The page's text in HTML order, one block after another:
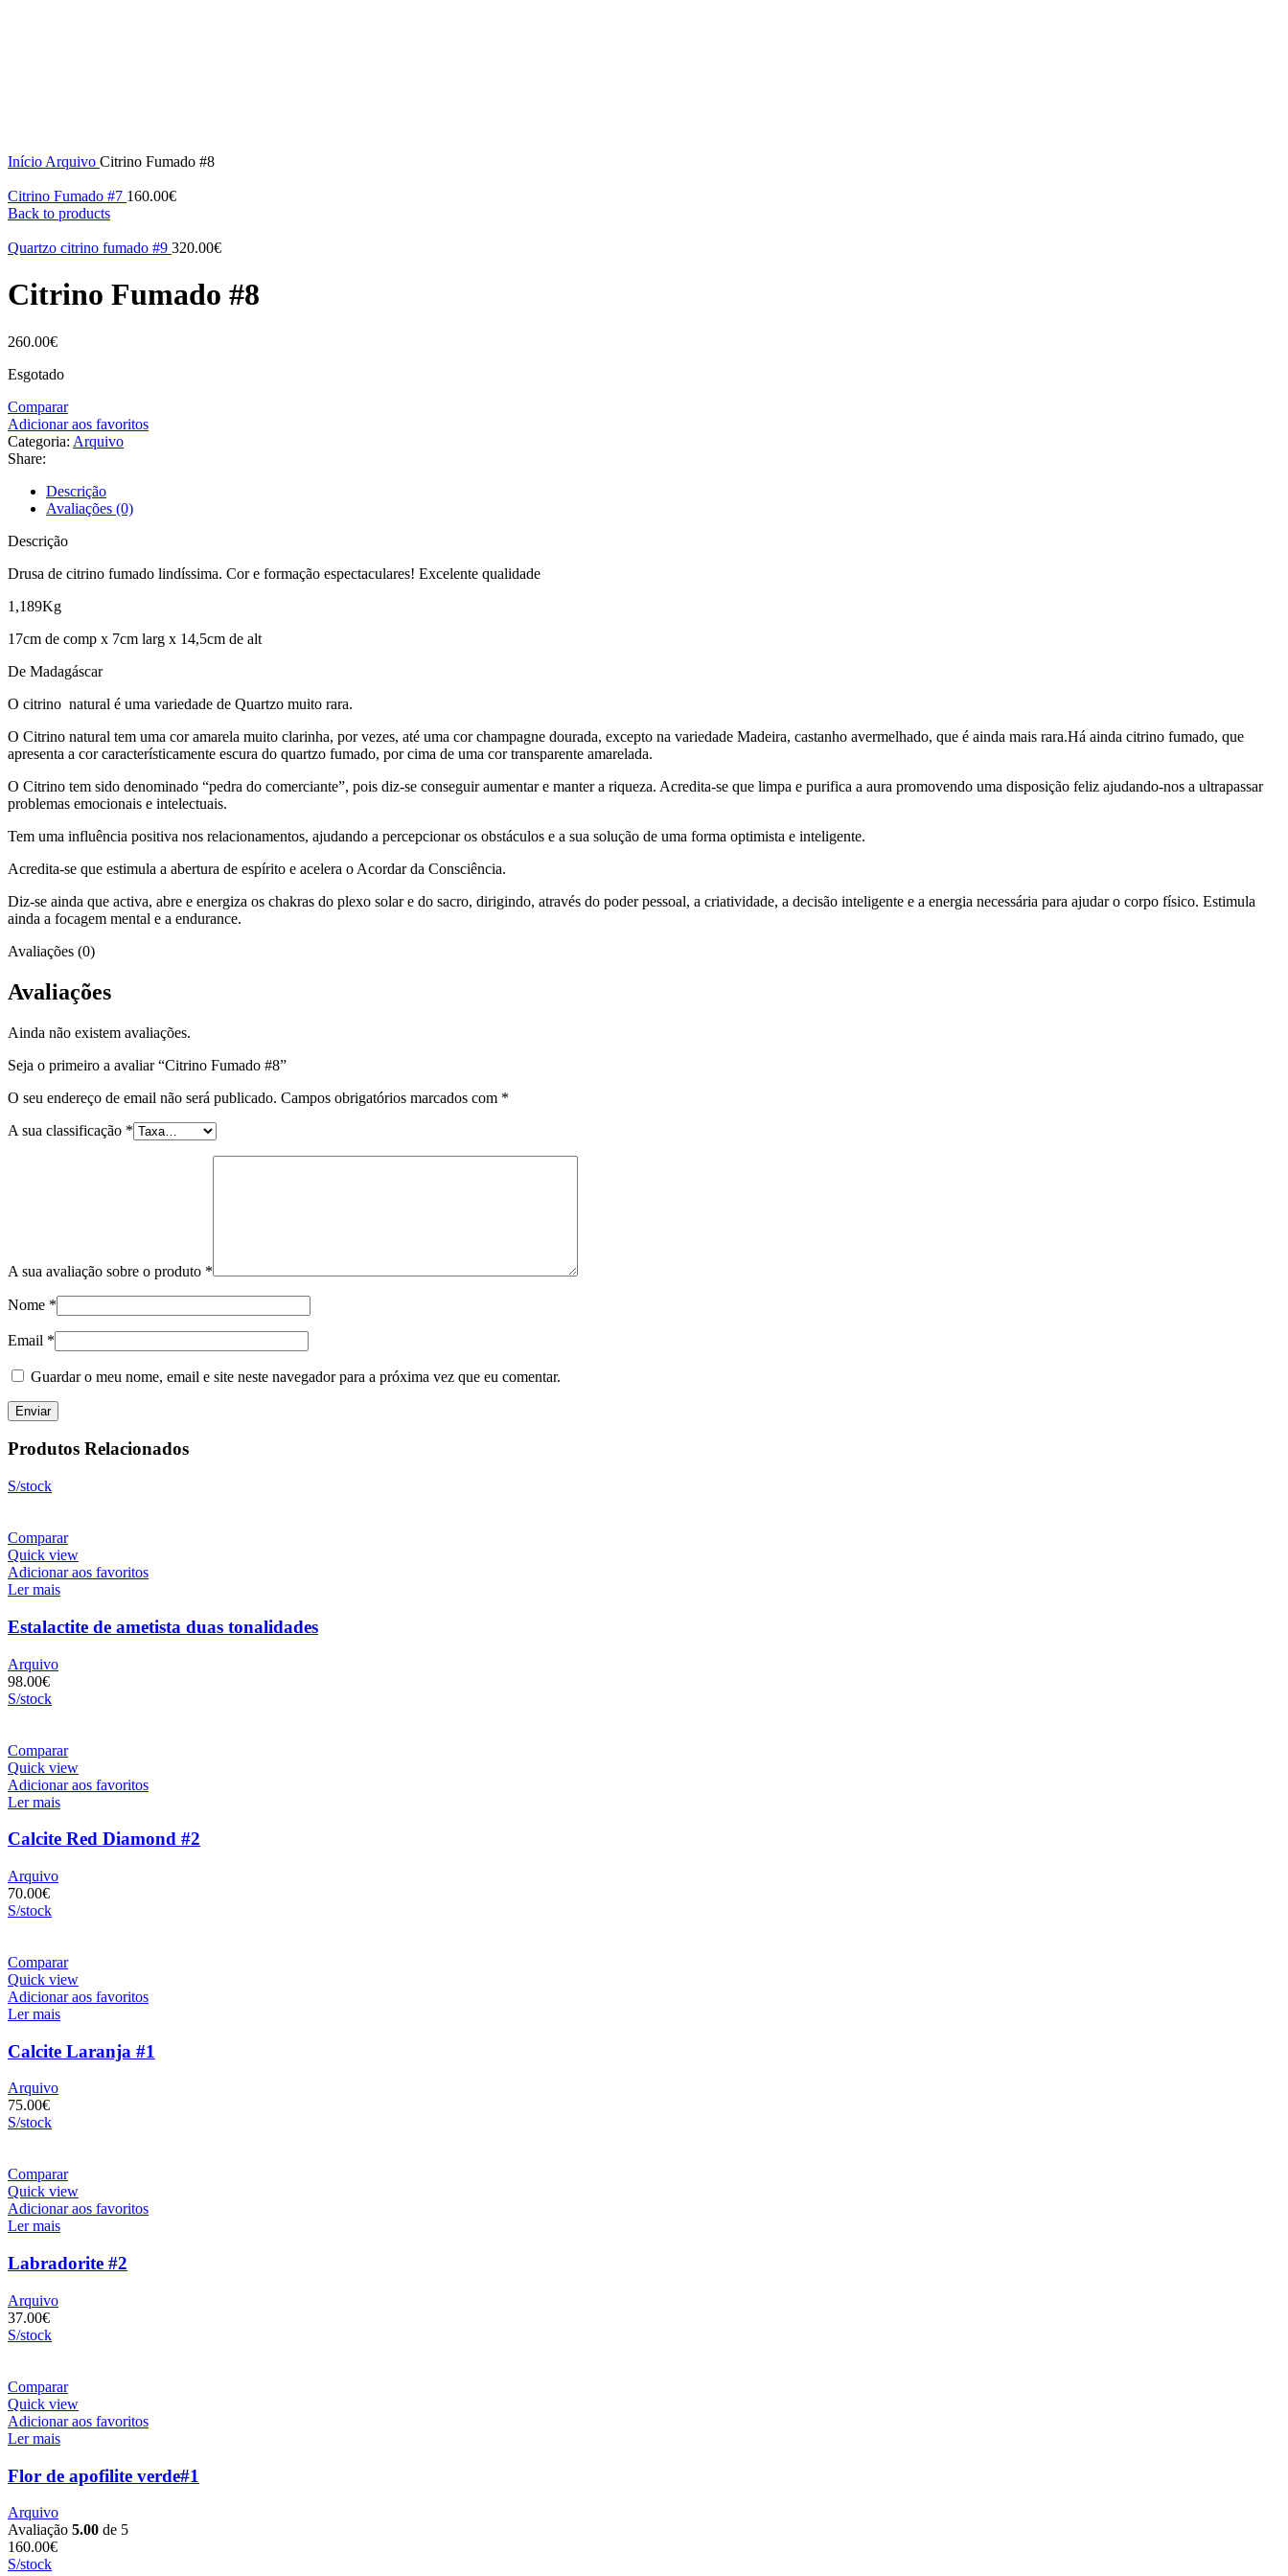
Início Arquivo Citrino Fumado #8
Citrino Fumado #7 160.00€
Back to products
Quartzo citrino fumado #9 320.00€
Citrino Fumado #8
260.00€
Esgotado
Comparar
Adicionar aos favoritos
Categoria: Arquivo
Share:
Descrição
Avaliações (0)
Descrição
Drusa de citrino fumado lindíssima. Cor e formação espectaculares! Excelente qualidade
1,189Kg
17cm de comp x 7cm larg x 14,5cm de alt
De Madagáscar
O citrino natural é uma variedade de Quartzo muito rara.
O Citrino natural tem uma cor amarela muito clarinha, por vezes, até uma cor champagne dourada, excepto na variedade Madeira, castanho avermelhado, que é ainda mais rara.Há ainda citrino fumado, que
apresenta a cor característicamente escura do quartzo fumado, por cima de uma cor transparente amarelada.
O Citrino tem sido denominado “pedra do comerciante”, pois diz-se conseguir aumentar e manter a riqueza. Acredita-se que limpa e purifica a aura promovendo uma disposição feliz ajudando-nos a ultrapassar
problemas emocionais e intelectuais.
Tem uma influência positiva nos relacionamentos, ajudando a percepcionar os obstáculos e a sua solução de uma forma optimista e inteligente.
Acredita-se que estimula a abertura de espírito e acelera o Acordar da Consciência.
Diz-se ainda que activa, abre e energiza os chakras do plexo solar e do sacro, dirigindo, através do poder pessoal, a criatividade, a decisão inteligente e a energia necessária para ajudar o corpo físico. Estimula
ainda a focagem mental e a endurance.
Avaliações (0)
Avaliações
Ainda não existem avaliações.
Seja o primeiro a avaliar “Citrino Fumado #8”
O seu endereço de email não será publicado. Campos obrigatórios marcados com *
A sua classificação *
A sua avaliação sobre o produto *
Nome *
Email *
Guardar o meu nome, email e site neste navegador para a próxima vez que eu comentar.
Produtos Relacionados
S/stock
Comparar
Quick view
Adicionar aos favoritos
Ler mais
Estalactite de ametista duas tonalidades
Arquivo
98.00€
S/stock
Comparar
Quick view
Adicionar aos favoritos
Ler mais
Calcite Red Diamond #2
Arquivo
70.00€
S/stock
Comparar
Quick view
Adicionar aos favoritos
Ler mais
Calcite Laranja #1
Arquivo
75.00€
S/stock
Comparar
Quick view
Adicionar aos favoritos
Ler mais
Labradorite #2
Arquivo
37.00€
S/stock
Comparar
Quick view
Adicionar aos favoritos
Ler mais
Flor de apofilite verde#1
Arquivo
Avaliação 5.00 de 5
160.00€
S/stock